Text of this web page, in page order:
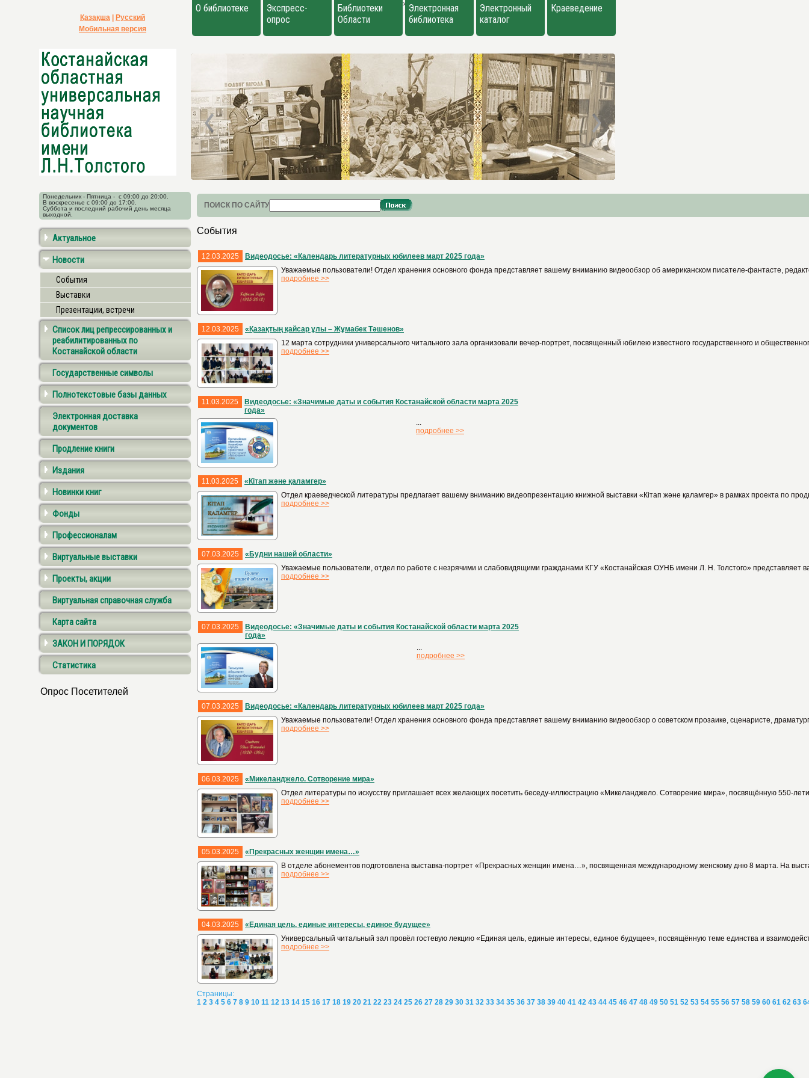
>
Қазақша
Русский
Мобильная версия
О библиотеке
Экспресс-
опрос
Библиотеки
Области
Электронная
библиотека
Электронный
каталог
Краеведение
Понедельник - Пятница - с 09:00 до 20:00.
В воскресенье с 09:00 до 17:00.
Суббота и последний рабочий день месяца
выходной.
ПОИСК ПО САЙТУ
Актуальное
Новости
События
Выставки
Презентации, встречи
Список лиц репрессированных и
реабилитированных по
Костанайской области
Государственные символы
Полнотекстовые базы данных
Электронная доставка
документов
Продление книги
Издания
Новинки книг
Фонды
Профессионалам
Виртуальные выставки
Проекты, акции
Виртуальная справочная служба
Карта сайта
ЗАКОН И ПОРЯДОК
Статистика
Опрос Посетителей
События
12.03.2025
Видеодосье: «Календарь литературных юбилеев март 2025 года»
Уважаемые пользователи! Отдел хранения основного фонда представляет вашему вниманию видеообзор об американском писателе-фантасте,
подробнее >>
12.03.2025
«Қазақтың қайсар ұлы – Жұмабек Тәшенов»
12 марта сотрудники универсального читального зала организовали вечер-портрет, посвященный юбилею известного государственного и
подробнее >>
11.03.2025
Видеодосье: «Значимые даты и события Костанайской области марта 2025
года»
...
подробнее >>
11.03.2025
«Кітап және қаламгер»
Отдел краеведческой литературы предлагает вашему вниманию видеопрезентацию книжной выставки «Кітап және қаламгер» в рамках проекта по
подробнее >>
07.03.2025
«Будни нашей области»
Уважаемые пользователи, отдел по работе с незрячими и слабовидящими гражданами КГУ «Костанайская ОУНБ имени Л. Н. Толстого»
подробнее >>
07.03.2025
Видеодосье: «Значимые даты и события Костанайской области марта 2025
года»
...
подробнее >>
07.03.2025
Видеодосье: «Календарь литературных юбилеев март 2025 года»
Уважаемые пользователи! Отдел хранения основного фонда представляет вашему вниманию видеообзор о советском прозаике, сценаристе,
подробнее >>
06.03.2025
«Микеланджело. Сотворение мира»
Отдел литературы по искусству приглашает всех желающих посетить беседу-иллюстрацию «Микеланджело. Сотворение мира», посвящённую 550-
подробнее >>
05.03.2025
«Прекрасных женщин имена…»
В отделе абонементов подготовлена выставка-портрет «Прекрасных женщин имена…», посвященная международному женскому дню 8 марта. На
подробнее >>
04.03.2025
«Единая цель, единые интересы, единое будущее»
Универсальный читальный зал провёл гостевую лекцию «Единая цель, единые интересы, единое будущее», посвящённую теме единства и
подробнее >>
Страницы:
1 2 3 4 5 6 7 8 9 10 11 12 13 14 15 16 17 18 19 20 21 22 23 24 25 26 27 28 29 30 31 32 33 34 35 36 37 38 39 40 41 42 43 44 45 46 47 48 49 50 51 52 53 54 55 56 57 58 59 60 61 62 63